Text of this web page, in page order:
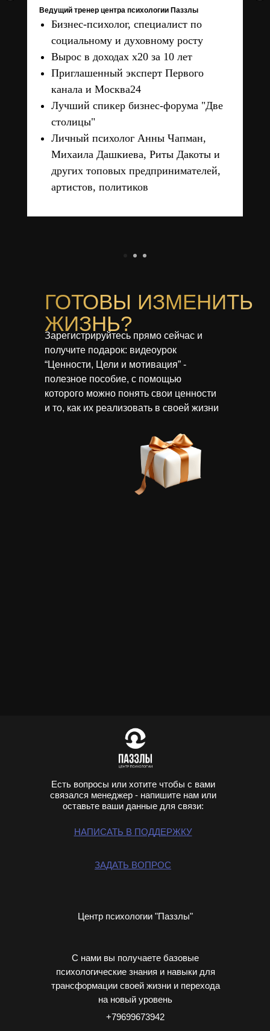
Ведущий тренер центра психологии Паззлы
Бизнес-психолог, специалист по
социальному и духовному росту
Вырос в доходах х20 за 10 лет
Приглашенный эксперт Первого
канала и Москва24
Лучший спикер бизнес-форума "Две
столицы"
Личный психолог Анны Чапман,
Михаила Дашкиева, Риты Дакоты и
других топовых предпринимателей,
артистов, политиков
Зарегистрируйтесь прямо сейчас и
получите подарок: видеоурок
“Ценности, Цели и мотивация” -
полезное пособие, с помощью
которого можно понять свои ценности
и то, как их реализовать в своей жизни
ГОТОВЫ ИЗМЕНИТЬ
ЖИЗНЬ?
Есть вопросы или хотите чтобы с вами
связался менеджер - напишите нам или
оставьте ваши данные для связи:
НАПИСАТЬ В ПОДДЕРЖКУ
ЗАДАТЬ ВОПРОС
Центр психологии "Паззлы"
С нами вы получаете базовые
психологические знания и навыки для
трансформации своей жизни и перехода
на новый уровень
+79699673942